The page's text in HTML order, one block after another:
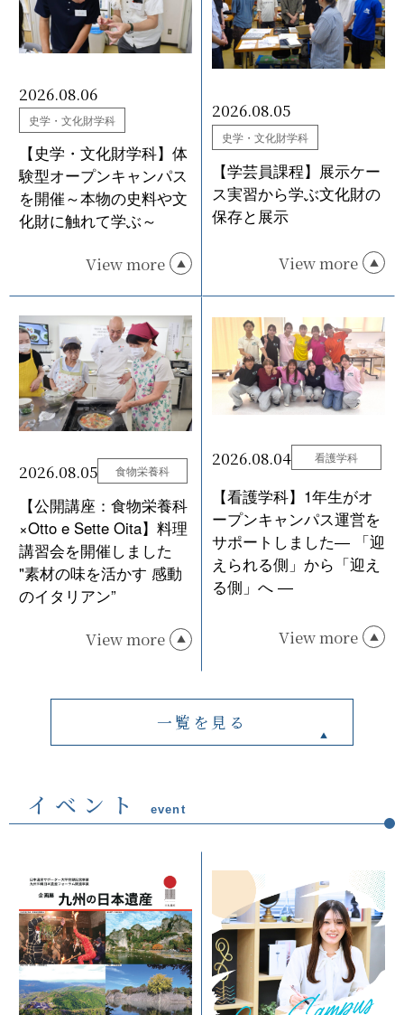
2026.08.06
史学・文化財学科
【史学・文化財学科】体
験型オープンキャンパス
を開催～本物の史料や文
化財に触れて学ぶ～
View more
2026.08.05
史学・文化財学科
【学芸員課程】展示ケー
ス実習から学ぶ文化財の
保存と展示
View more
2026.08.05 食物栄養科
【公開講座：食物栄養科
×Otto e Sette Oita】料理
講習会を開催しました
"素材の味を活かす 感動
のイタリアン”
View more
2026.08.04 看護学科
【看護学科】1年生がオ
ープンキャンパス運営を
サポートしました― 「迎
えられる側」から「迎え
る側」へ ―
View more
一覧を見る
イベント event